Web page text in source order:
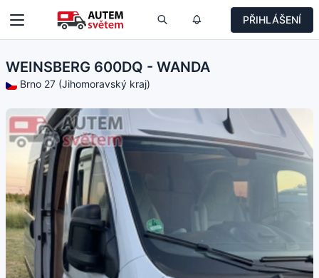
PŘIHLÁŠENÍ
WEINSBERG 600DQ - WANDA
Brno 27 (Jihomoravský kraj)